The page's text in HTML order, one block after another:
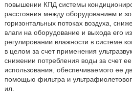
повышении КПД системы
расстояния между оборудованием и
горизонтальных потоках воздуха,
влаги на оборудование и выхода его
регулировании влажности в системе
в целом за счет применения
снижении потребления воды за счет
использования, обеспечиваемого ее
помощью фильтра и
ил.